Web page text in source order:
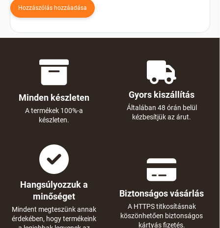
Hozzászólás hozzáadása
Minden készleten
A termékek 100%-a
készleten.
Gyors kiszállítás
Általában 48 órán belül
kézbesítjük az árut.
Hangsúlyozzuk a
minőséget
Mindent megteszünk annak
érdekében, hogy termékeink
Biztonságos vásárlás
A HTTPS titkosításnak
köszönhetően biztonságos
kártyás fizetés.